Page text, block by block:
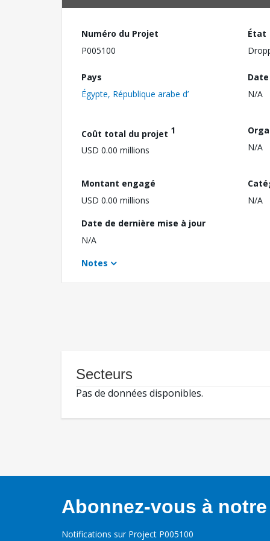
Numéro du Projet
P005100
État
Pays
Égypte, République arabe d’
N/A
Coût total du projet 1
USD 0.00 millions
N/A
Montant engagé
USD 0.00 millions
N/A
Date de dernière mise à jour
N/A
Notes
Secteurs
Pas de données disponibles.
Abonnez-vous à
Notifications sur Project P005100